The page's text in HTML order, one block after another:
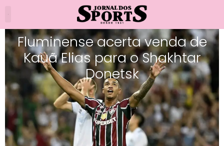
Fluminense acerta venda de
Kauã Elias para o Shakhtar
Donetsk